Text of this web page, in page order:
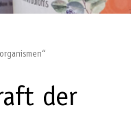
der